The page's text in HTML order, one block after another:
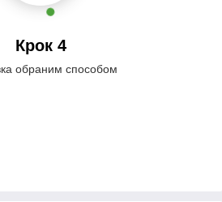
Крок 4
обраним способом